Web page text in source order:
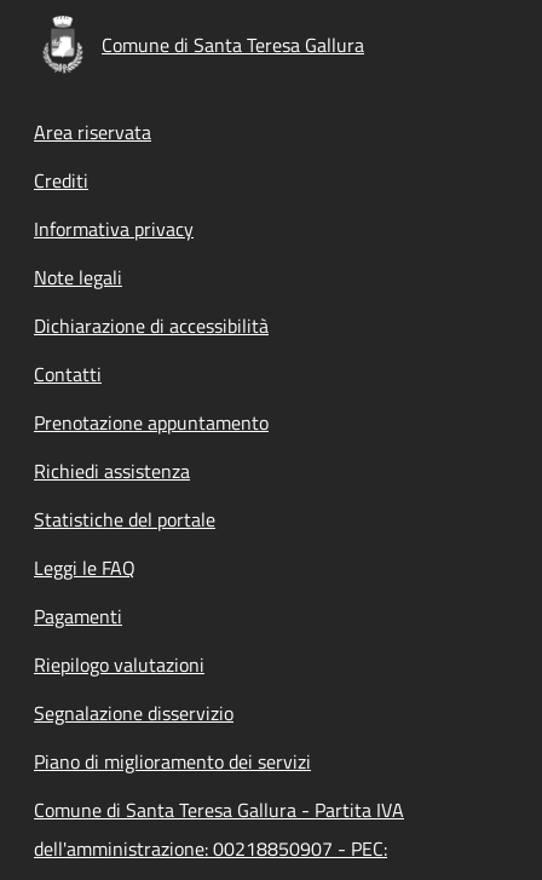
Comune di Santa Teresa Gallura
Footer menu
Area riservata
Crediti
Informativa privacy
Note legali
Dichiarazione di accessibilità
Contatti
Prenotazione appuntamento
Richiedi assistenza
Statistiche del portale
Leggi le FAQ
Pagamenti
Riepilogo valutazioni
Segnalazione disservizio
Piano di miglioramento dei servizi
Comune di Santa Teresa Gallura - Partita IVA
dell'amministrazione: 00218850907 - PEC: